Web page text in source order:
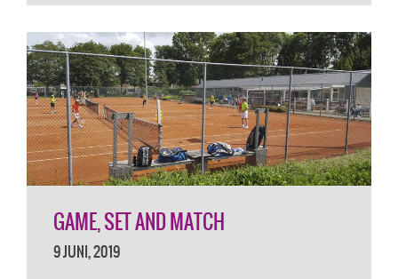
GAME, SET AND MATCH
9 JUNI, 2019